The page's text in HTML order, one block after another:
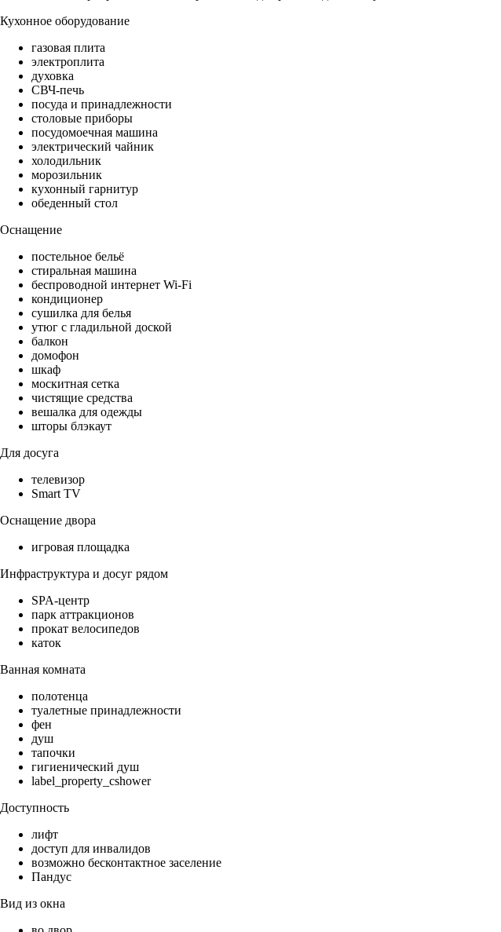
Кухонное оборудование
газовая плита
электроплита
духовка
СВЧ-печь
посуда и принадлежности
столовые приборы
посудомоечная машина
электрический чайник
холодильник
морозильник
кухонный гарнитур
обеденный стол
Оснащение
постельное бельё
стиральная машина
беспроводной интернет Wi-Fi
кондиционер
сушилка для белья
утюг с гладильной доской
балкон
домофон
шкаф
москитная сетка
чистящие средства
вешалка для одежды
шторы блэкаут
Для досуга
телевизор
Smart TV
Оснащение двора
игровая площадка
Инфраструктура и досуг рядом
SPA-центр
парк аттракционов
прокат велосипедов
каток
Ванная комната
полотенца
туалетные принадлежности
фен
душ
тапочки
гигиенический душ
label_property_cshower
Доступность
лифт
доступ для инвалидов
возможно бесконтактное заселение
Пандус
Вид из окна